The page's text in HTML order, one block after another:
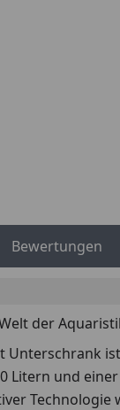
Bewertungen
der
Litern und